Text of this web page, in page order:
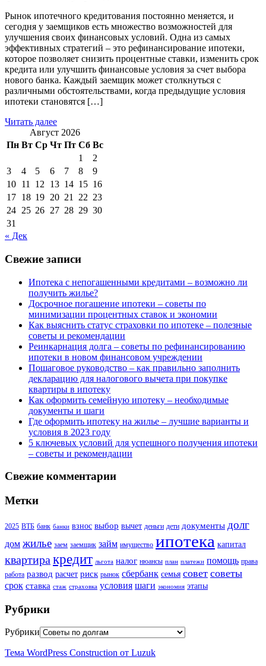
Рынок ипотечного кредитования постоянно меняется, и
сегодня у заемщиков есть множество возможностей для
улучшения своих финансовых условий. Одна из самых
эффективных стратегий – это рефинансирование ипотеки,
которое позволяет снизить процентные ставки, изменить срок
кредита или улучшить финансовые условия за счет выбора
нового банка. Каждый заемщик может столкнуться с
различными обстоятельствами, когда предыдущие условия
ипотеки становятся […]
Читать далее
Август 2026
Пн Вт Ср Чт Пт Сб Вс
1
2
3
4 5 6 7 8
9
10 11 12 13 14 15 16
17 18 19 20 21 22 23
24 25 26 27 28 29 30
31
« Дек
Свежие записи
Ипотека с непогашенными кредитами – возможно ли
получить жилье?
Досрочное погашение ипотеки – советы по
минимизации процентных ставок и экономии
Как выяснить статус страховки по ипотеке – полезные
советы и рекомендации
Реинкарнация долга – советы по рефинансированию
ипотеки в новом финансовом учреждении
Пошаговое руководство – как правильно заполнить
декларацию для налогового вычета при покупке
квартиры в ипотеку
Как оформить семейную ипотеку – необходимые
документы и шаги
Где оформить ипотеку на жилье – лучшие варианты и
условия в 2023 году
5 ключевых условий для успешного получения ипотеки
– советы и рекомендации
Свежие комментарии
Метки
2025 ВТБ банк банки взнос выбор вычет деньги дети документы долг
дом жилье заем заемщик займ имущество ипотека капитал
квартира кредит льгота налог нюансы план платежи помощь права
работа развод расчет риск рынок сбербанк семья совет советы
срок ставка стаж страховка условия шаги экономия этапы
Рубрики
Рубрики
Тема WordPress Construction от Luzuk